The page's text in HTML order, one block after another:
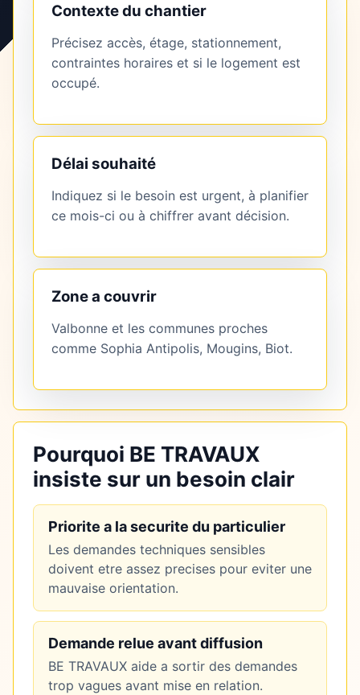
Contexte du chantier
Précisez accès, étage, stationnement,
contraintes horaires et si le logement est
occupé.
Délai souhaité
Indiquez si le besoin est urgent, à planifier
ce mois-ci ou à chiffrer avant décision.
Zone a couvrir
Valbonne et les communes proches
comme Sophia Antipolis, Mougins, Biot.
Pourquoi BE TRAVAUX
insiste sur un besoin clair
Priorite a la securite du particulier
Les demandes techniques sensibles
doivent etre assez precises pour eviter une
mauvaise orientation.
Demande relue avant diffusion
BE TRAVAUX aide a sortir des demandes
trop vagues avant mise en relation.